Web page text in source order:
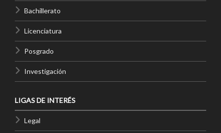
Personal
Alumni
Visitantes
Bachillerato
Licenciatura
Posgrado
Investigación
LIGAS DE INTERÉS
Legal